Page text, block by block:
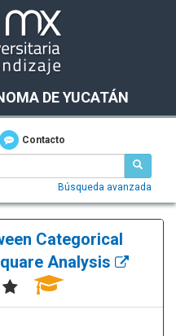
DE YUCATÁN
Contacto
Búsqueda avanzada
Categorical
Analysis